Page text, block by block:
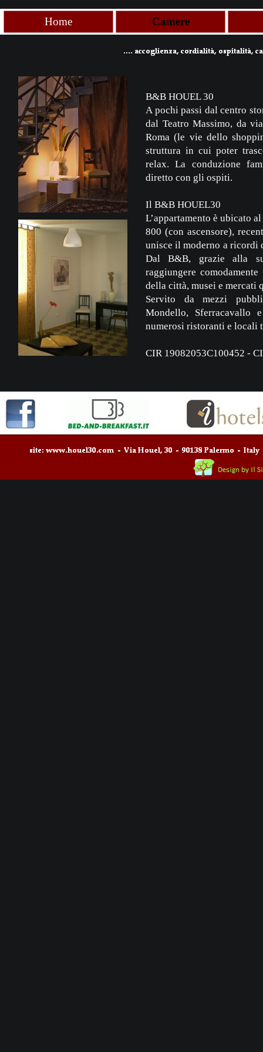
Home Camere
B&B HOUEL 30
A pochi passi dal centro
dal Teatro Massimo, da
Roma (le vie dello
struttura in cui poter
relax. La conduzione
diretto con gli ospiti.
Il B&B HOUEL30
L’appartamento è ubicato
800 (con ascensore),
unisce il moderno a ricordi
Dal B&B, grazie alla
raggiungere
della città, musei e mercati
Servito da mezzi
Mondello, Sferracavallo
numerosi ristoranti e locali
CIR 19082053C100452 -